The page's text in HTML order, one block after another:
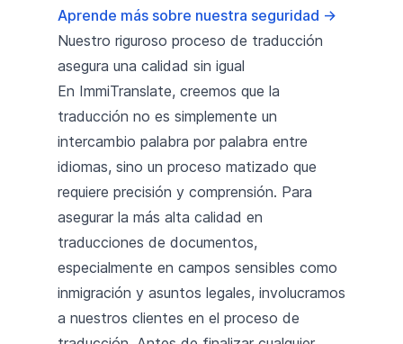
Aprende más sobre nuestra seguridad →
Nuestro riguroso proceso de traducción
asegura una calidad sin igual
En ImmiTranslate, creemos que la
traducción no es simplemente un
intercambio palabra por palabra entre
idiomas, sino un proceso matizado que
requiere precisión y comprensión. Para
asegurar la más alta calidad en
traducciones de documentos,
especialmente en campos sensibles como
inmigración y asuntos legales, involucramos
a nuestros clientes en el proceso de